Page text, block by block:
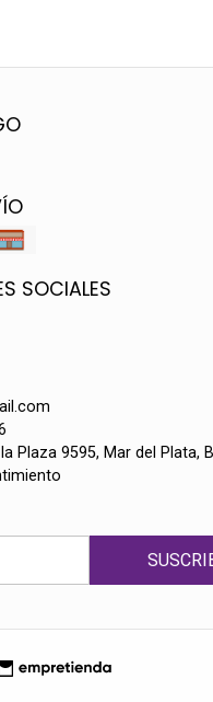
SOCIALES
Plaza 9595, Mar del Plata,